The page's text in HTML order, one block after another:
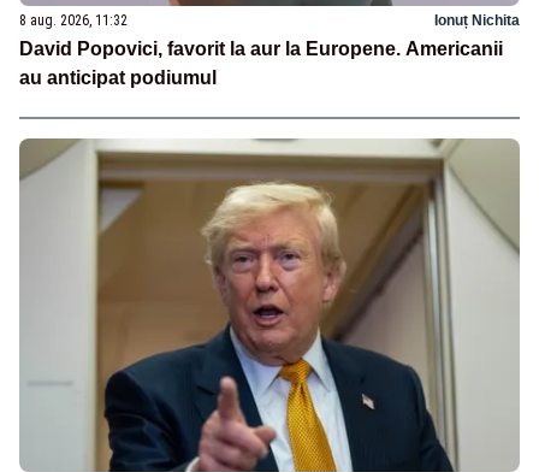
8 aug. 2026, 11:32 Ionuț Nichita
David Popovici, favorit la aur la Europene. Americanii
au anticipat podiumul